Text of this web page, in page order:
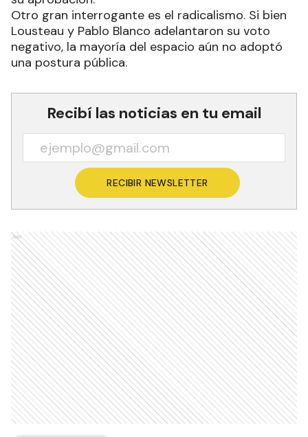
Otro gran interrogante es el radicalismo. Si bien
Lousteau y Pablo Blanco adelantaron su voto
negativo, la mayoría del espacio aún no adoptó
una postura pública.
Recibí las noticias en tu email
RECIBIR NEWSLETTER
Ads